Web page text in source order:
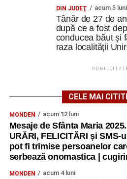
DIN JUDEŢ acum 5 luni
Tânăr de 27 de
după ce a fost
conducea băut și
raza localității
CELE MAI
MONDEN acum 12 luni
Mesaje de Sfânta Maria 2025.
URĂRI, FELICITĂRI și SMS-
pot fi trimise persoanelor
serbează onomastica |
MONDEN acum 4 luni